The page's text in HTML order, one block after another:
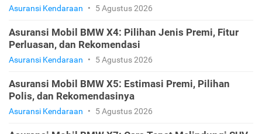
Asuransi Kendaraan • 5 Agustus 2026
Asuransi Mobil BMW X4: Pilihan Jenis Premi, Fitur
Perluasan, dan Rekomendasi
Asuransi Kendaraan • 5 Agustus 2026
Asuransi Mobil BMW X5: Estimasi Premi, Pilihan
Polis, dan Rekomendasinya
Asuransi Kendaraan • 5 Agustus 2026